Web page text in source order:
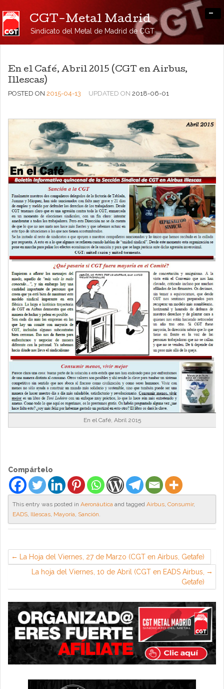
CGT-Metal Madrid
Sindicato del Metal de Madrid de CGT
-
En el Café, Abril 2015 (CGT en Airbus,
Illescas)
POSTED ON 2015-04-13 UPDATED ON 2018-06-01
En el Café, Abril 2015
Compártelo
This entry was posted in Aeronáutica and tagged Airbus, Consumir,
EADS, Illescas, Mayoría, Sanción.
La Hoja del Viernes, 27 de Marzo (CGT en Airbus, Getafe)
La hoja del Viernes, 10 de Abril (CGT en EADS Airbus,
Getafe)